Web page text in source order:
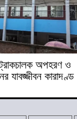
ট্রাকচালক অপহরণ ও
যাবজ্জীবন কারাদণ্ড